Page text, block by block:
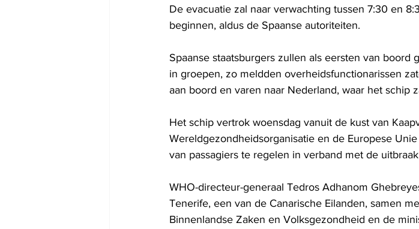
De evacuatie zal naar verwachting tussen 7:30 en
beginnen, aldus de Spaanse autoriteiten.
Spaanse staatsburgers zullen als eersten van boord
in groepen, zo meldden overheidsfunctionarissen
aan boord en varen naar Nederland, waar het schip
Het schip vertrok woensdag vanuit de kust van
Wereldgezondheidsorganisatie en de Europese
van passagiers te regelen in verband met de
WHO-directeur-generaal Tedros Adhanom
Tenerife, een van de Canarische Eilanden, samen
Binnenlandse Zaken en Volksgezondheid en de